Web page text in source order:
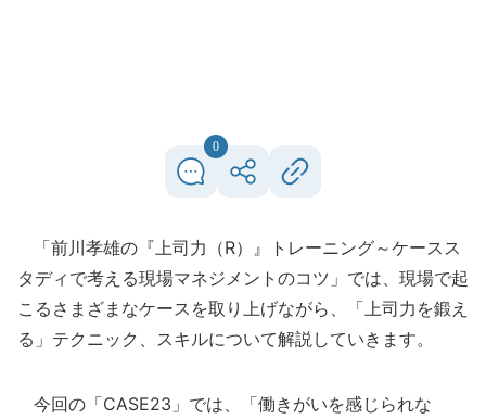
0
「前川孝雄の『上司力（R）』トレーニング～ケースス
タディで考える現場マネジメントのコツ」では、現場で起
こるさまざまなケースを取り上げながら、「上司力を鍛え
る」テクニック、スキルについて解説していきます。
今回の「CASE23」では、「働きがいを感じられな